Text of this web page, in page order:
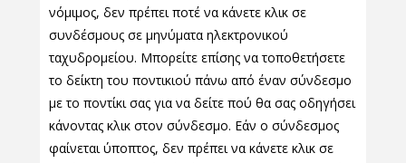
νόμιμος, δεν πρέπει ποτέ να κάνετε κλικ σε
συνδέσμους σε μηνύματα ηλεκτρονικού
ταχυδρομείου. Μπορείτε επίσης να τοποθετήσετε
το δείκτη του ποντικιού πάνω από έναν σύνδεσμο
με το ποντίκι σας για να δείτε πού θα σας οδηγήσει
κάνοντας κλικ στον σύνδεσμο. Εάν ο σύνδεσμος
φαίνεται ύποπτος, δεν πρέπει να κάνετε κλικ σε